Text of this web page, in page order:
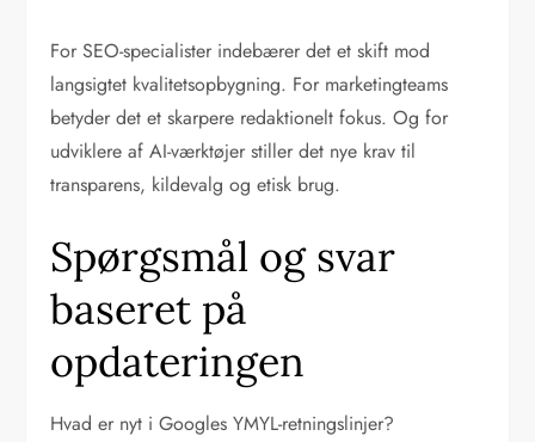
For SEO-specialister indebærer det et skift mod
langsigtet kvalitetsopbygning. For marketingteams
betyder det et skarpere redaktionelt fokus. Og for
udviklere af AI-værktøjer stiller det nye krav til
transparens, kildevalg og etisk brug.
Spørgsmål og svar
baseret på
opdateringen
Hvad er nyt i Googles YMYL-retningslinjer?